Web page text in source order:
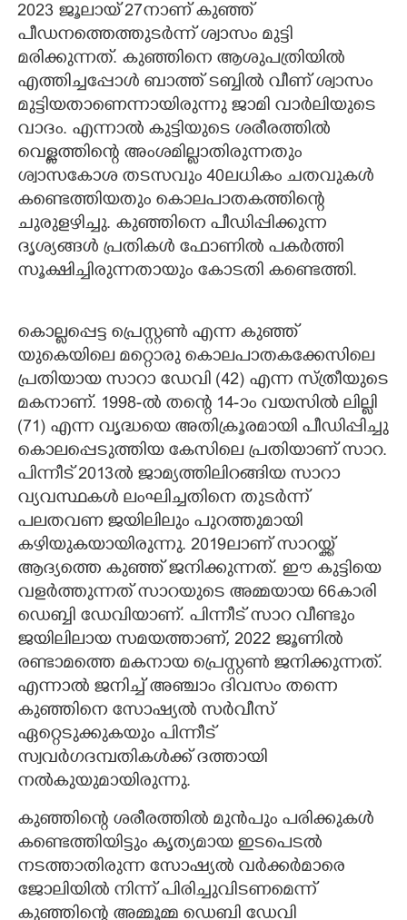
2023 ജൂലായ് 27നാണ് കുഞ്ഞ്
പീഡനത്തെത്തുടർന്ന് ശ്വാസം മുട്ടി
മരിക്കുന്നത്. കുഞ്ഞിനെ ആശുപത്രിയിൽ
എത്തിച്ചപ്പോൾ ബാത്ത് ടബ്ബിൽ വീണ് ശ്വാസം
മുട്ടിയതാണെന്നായിരുന്നു ജാമി വാർലിയുടെ
വാദം. എന്നാൽ കുട്ടിയുടെ ശരീരത്തിൽ
വെള്ളത്തിന്റെ അംശമില്ലാതിരുന്നതും
ശ്വാസകോശ തടസവും 40ലധികം ചതവുകൾ
കണ്ടെത്തിയതും കൊലപാതകത്തിന്റെ
ചുരുളഴിച്ചു. കുഞ്ഞിനെ പീഡിപ്പിക്കുന്ന
ദൃശ്യങ്ങൾ പ്രതികൾ ഫോണിൽ പകർത്തി
സൂക്ഷിച്ചിരുന്നതായും കോടതി കണ്ടെത്തി.
കൊല്ലപ്പെട്ട പ്രെസ്റ്റൺ എന്ന കുഞ്ഞ്
യുകെയിലെ മറ്റൊരു കൊലപാതകക്കേസിലെ
പ്രതിയായ സാറാ ഡേവി (42) എന്ന സ്ത്രീയുടെ
മകനാണ്. 1998-ൽ തന്റെ 14-ാം വയസിൽ ലില്ലി
(71) എന്ന വൃദ്ധയെ അതിക്രൂരമായി പീഡിപ്പിച്ചു
കൊലപ്പെടുത്തിയ കേസിലെ പ്രതിയാണ് സാറ.
പിന്നീട് 2013ൽ ജാമ്യത്തിലിറങ്ങിയ സാറാ
വ്യവസ്ഥകൾ ലംഘിച്ചതിനെ തുടർന്ന്
പലതവണ ജയിലിലും പുറത്തുമായി
കഴിയുകയായിരുന്നു. 2019ലാണ് സാറയ്ക്ക്
ആദ്യത്തെ കുഞ്ഞ് ജനിക്കുന്നത്. ഈ കുട്ടിയെ
വളർത്തുന്നത് സാറയുടെ അമ്മയായ 66കാരി
ഡെബ്ബി ഡേവിയാണ്. പിന്നീട് സാറ വീണ്ടും
ജയിലിലായ സമയത്താണ്, 2022 ജൂണിൽ
രണ്ടാമത്തെ മകനായ പ്രെസ്റ്റൺ ജനിക്കുന്നത്.
എന്നാൽ ജനിച്ച് അഞ്ചാം ദിവസം തന്നെ
കുഞ്ഞിനെ സോഷ്യൽ സർവീസ്
ഏറ്റെടുക്കുകയും പിന്നീട്
സ്വവർഗദമ്പതികൾക്ക് ദത്തായി
നൽകുയുമായിരുന്നു.
കുഞ്ഞിന്റെ ശരീരത്തിൽ മുൻപും പരിക്കുകൾ
കണ്ടെത്തിയിട്ടും കൃത്യമായ ഇടപെടൽ
നടത്താതിരുന്ന സോഷ്യൽ വർക്കർമാരെ
ജോലിയിൽ നിന്ന് പിരിച്ചുവിടണമെന്ന്
കുഞ്ഞിന്റെ അമ്മൂമ്മ ഡെബി ഡേവി